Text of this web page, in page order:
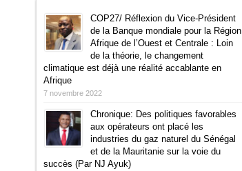
COP27/ Réflexion du Vice-Président
de la Banque mondiale pour la Région
Afrique de l’Ouest et Centrale : Loin
de la théorie, le changement
climatique est déjà une réalité accablante en
Afrique
7 novembre 2022
Chronique: Des politiques favorables
aux opérateurs ont placé les
industries du gaz naturel du Sénégal
et de la Mauritanie sur la voie du
succès (Par NJ Ayuk)